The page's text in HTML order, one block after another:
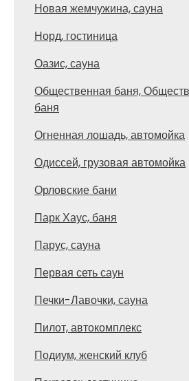
Новая жемчужина, сауна
Норд, гостиница
Оазис, сауна
Общественная баня,
баня
Огненная лошадь, автомойка
Одиссей, грузовая автомойка
Орловские бани
Парк Хаус, баня
Парус, сауна
Первая сеть саун
Печки-Лавочки, сауна
Пилот, автокомплекс
Подиум, женский клуб